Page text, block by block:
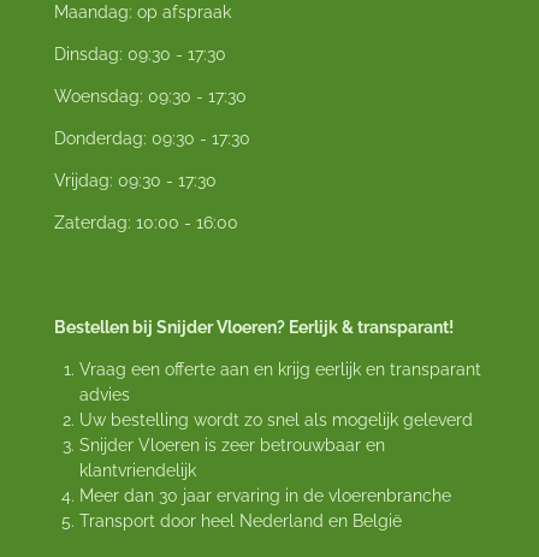
Maandag: op afspraak
Dinsdag: 09:30 - 17:30
Woensdag: 09:30 - 17:30
Donderdag: 09:30 - 17:30
Vrijdag: 09:30 - 17:30
Zaterdag: 10:00 - 16:00
Bestellen bij Snijder Vloeren? Eerlijk & transparant!
Vraag een offerte aan en krijg eerlijk en transparant
advies
Uw bestelling wordt zo snel als mogelijk geleverd
Snijder Vloeren is zeer betrouwbaar en
klantvriendelijk
Meer dan 30 jaar ervaring in de vloerenbranche
Transport door heel Nederland en België